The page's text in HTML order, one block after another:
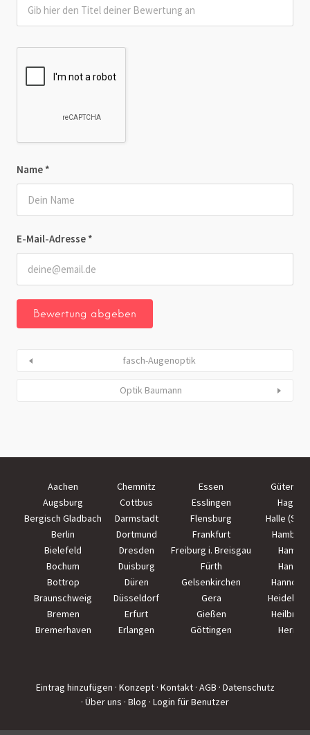
Name *
E-Mail-Adresse *
fasch-Augenoptik
Optik Baumann
Aachen Chemnitz Essen
Augsburg
Cottbus Esslingen
Hagen
Bergisch Gladbach
Darmstadt Flensburg
Halle
Berlin
Dortmund Frankfurt
Hamburg
Bielefeld
Dresden Freiburg i. Breisgau
Hamm
Bochum
Duisburg Fürth
Hanau
Bottrop
Düren Gelsenkirchen
Hannover
Braunschweig
Düsseldorf Gera
Bremen
Erfurt Gießen
Heilbronn
Bremerhaven
Erlangen Göttingen Herne
Eintrag hinzufügen · Konzept · Kontakt · AGB · Datenschutz
· Über uns · Blog · Login für Benutzer